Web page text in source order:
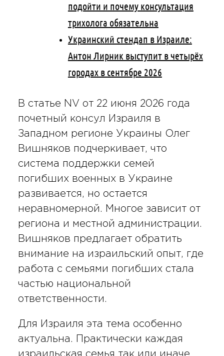
подойти и почему консультация
трихолога обязательна
Украинский стендап в Израиле:
Антон Лирник выступит в четырёх
городах в сентябре 2026
В статье NV от 22 июня 2026 года
почетный консул Израиля в
Западном регионе Украины Олег
Вишняков подчеркивает, что
система поддержки семей
погибших военных в Украине
развивается, но остается
неравномерной. Многое зависит от
региона и местной администрации.
Вишняков предлагает обратить
внимание на израильский опыт, где
работа с семьями погибших стала
частью национальной
ответственности.
Для Израиля эта тема особенно
актуальна. Практически каждая
израильская семья так или иначе